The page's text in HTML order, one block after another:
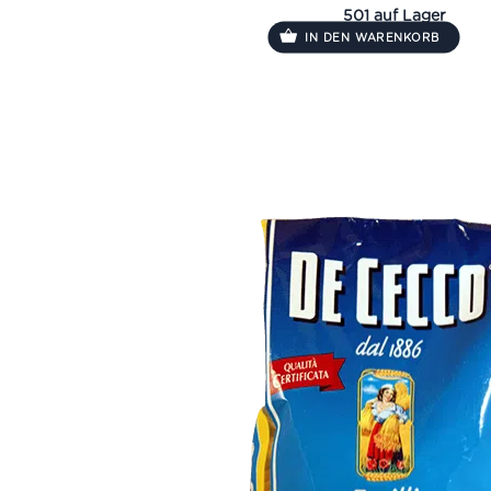
501 auf Lager
IN DEN WARENKORB